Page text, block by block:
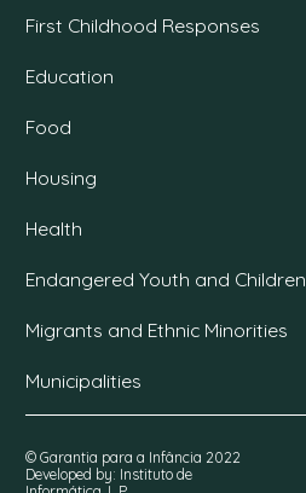
First Childhood Responses
Education
Food
Housing
Health
Endangered Youth and Children
Migrants and Ethnic Minorities
Municipalities
© Garantia para a Infância 2022
Developed by: Instituto de